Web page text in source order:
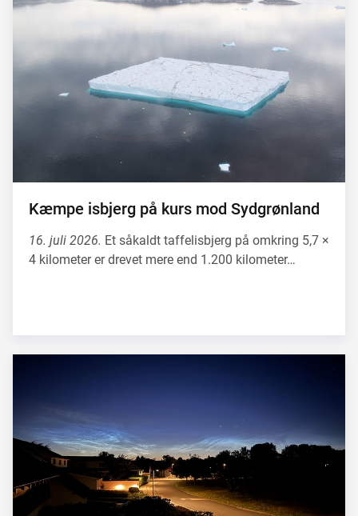
Kæmpe isbjerg på kurs mod Sydgrønland
16. juli 2026. Et såkaldt taffelisbjerg på omkring 5,7 ×
4 kilometer er drevet mere end 1.200 kilometer…